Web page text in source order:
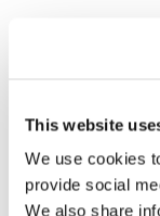
This website
We use cookies
provide social
We also share